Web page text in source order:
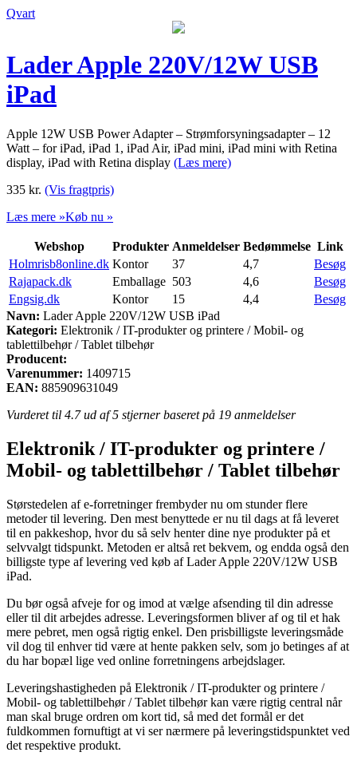
Qvart
Lader Apple 220V/12W USB
iPad
Apple 12W USB Power Adapter – Strømforsyningsadapter – 12
Watt – for iPad, iPad 1, iPad Air, iPad mini, iPad mini with Retina
display, iPad with Retina display (Læs mere)
335 kr. (Vis fragtpris)
Læs mere »Køb nu »
Webshop Produkter Anmeldelser Bedømmelse Link
Holmrisb8online.dk Kontor 37 4,7
Besøg
Rajapack.dk
Emballage 503 4,6
Besøg
Engsig.dk
Kontor 15 4,4
Besøg
Navn: Lader Apple 220V/12W USB iPad
Kategori: Elektronik / IT-produkter og printere / Mobil- og
tablettilbehør / Tablet tilbehør
Producent:
Varenummer: 1409715
EAN: 885909631049
Vurderet til 4.7ud af 5 stjerner baseret på 19 anmeldelser
Elektronik / IT-produkter og printere /
Mobil- og tablettilbehør / Tablet tilbehør
Størstedelen af e-forretninger frembyder nu om stunder flere
metoder til levering. Den mest benyttede er nu til dags at få leveret
til en pakkeshop, hvor du så selv henter dine nye produkter på et
selvvalgt tidspunkt. Metoden er altså ret bekvem, og endda også den
billigste type af levering ved køb af Lader Apple 220V/12W USB
iPad.
Du bør også afveje for og imod at vælge afsending til din adresse
eller til dit arbejdes adresse. Leveringsformen bliver af og til et hak
mere pebret, men også rigtig enkel. Den prisbilligste leveringsmåde
vil dog til enhver tid være at hente pakken selv, som jo betinges af at
du har bopæl lige ved online forretningens arbejdslager.
Leveringshastigheden på Elektronik / IT-produkter og printere /
Mobil- og tablettilbehør / Tablet tilbehør kan være rigtig central når
man skal bruge ordren om kort tid, så med det formål er det
fuldkommen fornuftigt at vi ser nærmere på leveringstidspunktet ved
det respektive produkt.